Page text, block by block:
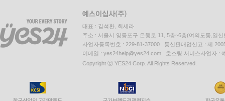
대표 : 김석환, 최세라
주소 : 서울시 영등포구 은행로 11, 5층~6층(여의도동,일신
사업자등록번호 : 229-81-37000 통신판매업신고 : 제
이메일 : yes24help@yes24.com 호스팅 서비스사업자 :
Copyright ⓒ YES24 Corp. All Rights Reserved.